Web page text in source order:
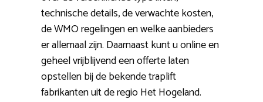
technische details, de verwachte kosten,
de WMO regelingen en welke aanbieders
er allemaal zijn. Daarnaast kunt u online en
geheel vrijblijvend een offerte laten
opstellen bij de bekende traplift
fabrikanten uit de regio Het Hogeland.